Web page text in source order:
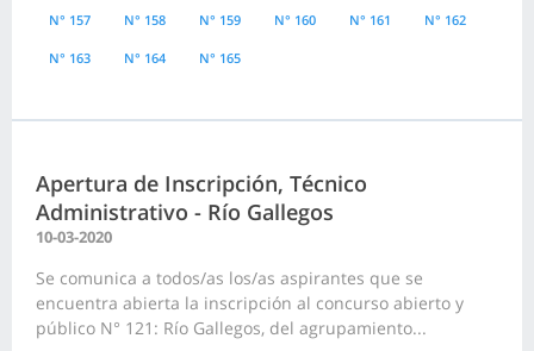
N° 157 N° 158 N° 159 N° 160 N° 161 N° 162
N° 163 N° 164 N° 165
Apertura de Inscripción, Técnico
Administrativo - Río Gallegos
10-03-2020
Se comunica a todos/as los/as aspirantes que se
encuentra abierta la inscripción al concurso abierto y
público N° 121: Río Gallegos, del agrupamiento...